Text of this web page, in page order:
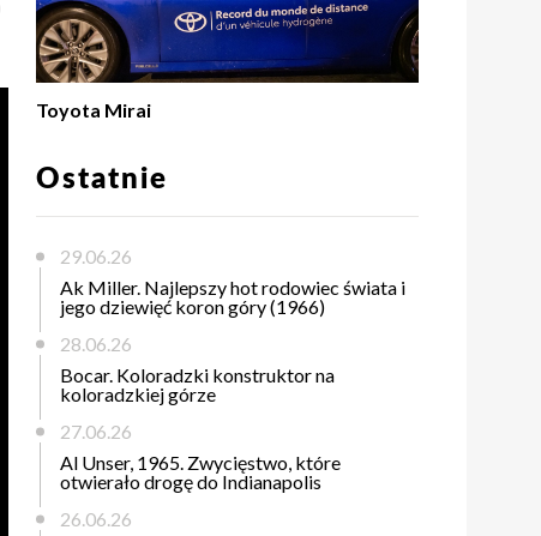
Toyota Mirai
Ostatnie
29.06.26
Ak Miller. Najlepszy hot rodowiec świata i
jego dziewięć koron góry (1966)
28.06.26
Bocar. Koloradzki konstruktor na
koloradzkiej górze
27.06.26
Al Unser, 1965. Zwycięstwo, które
otwierało drogę do Indianapolis
26.06.26